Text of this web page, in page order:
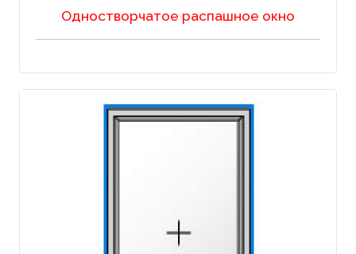
Одностворчатое распашное окно